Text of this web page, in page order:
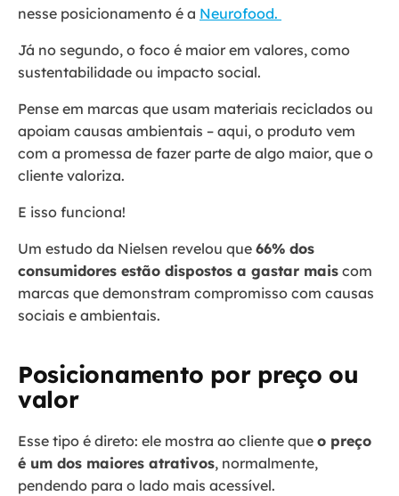
nesse posicionamento é a Neurofood.
Já no segundo, o foco é maior em valores, como
sustentabilidade ou impacto social.
Pense em marcas que usam materiais reciclados ou
apoiam causas ambientais – aqui, o produto vem
com a promessa de fazer parte de algo maior, que o
cliente valoriza.
E isso funciona!
Um estudo da Nielsen revelou que 66% dos
consumidores estão dispostos a gastar mais com
marcas que demonstram compromisso com causas
sociais e ambientais.
Posicionamento por preço ou
valor
Esse tipo é direto: ele mostra ao cliente que o preço
é um dos maiores atrativos, normalmente,
pendendo para o lado mais acessível.